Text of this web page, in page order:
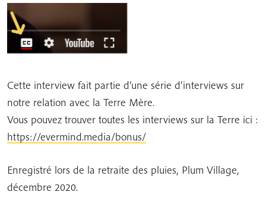
Cette interview fait partie d’une série d’interviews sur
notre relation avec la Terre Mère.
Vous pouvez trouver toutes les interviews sur la Terre ici :
https://evermind.media/bonus/
Enregistré lors de la retraite des pluies, Plum Village,
décembre 2020.